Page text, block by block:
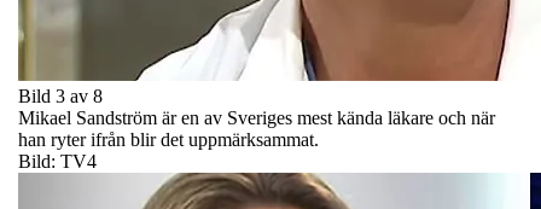
Bild 3 av 8
Mikael Sandström är en av Sveriges mest kända läkare och när
han ryter ifrån blir det uppmärksammat.
Bild: TV4